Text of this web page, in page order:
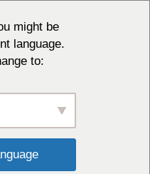
might be
language.
to: